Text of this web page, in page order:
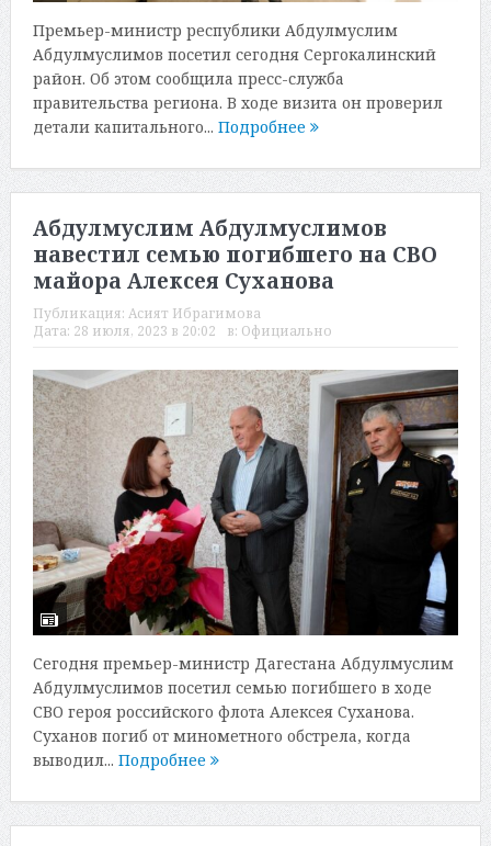
Премьер-министр республики Абдулмуслим
Абдулмуслимов посетил сегодня Сергокалинский
район. Об этом сообщила пресс-служба
правительства региона. В ходе визита он проверил
детали капитального... Подробнее
Абдулмуслим Абдулмуслимов
навестил семью погибшего на СВО
майора Алексея Суханова
Публикация: Асият Ибрагимова
Дата: 28 июля, 2023 в 20:02 в: Официально
Сегодня премьер-министр Дагестана Абдулмуслим
Абдулмуслимов посетил семью погибшего в ходе
СВО героя российского флота Алексея Суханова.
Суханов погиб от минометного обстрела, когда
выводил... Подробнее